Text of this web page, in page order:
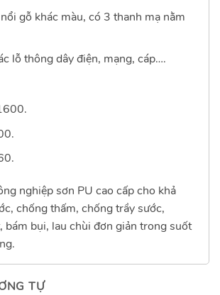
gỗ khác màu, có 3 thanh mạ nằm
lỗ thông dây điện, mạng, cáp….
nghiệp sơn PU cao cấp cho khả
chống thấm, chống trầy sước,
bám bụi, lau chùi đơn giản trong suốt
TỰ